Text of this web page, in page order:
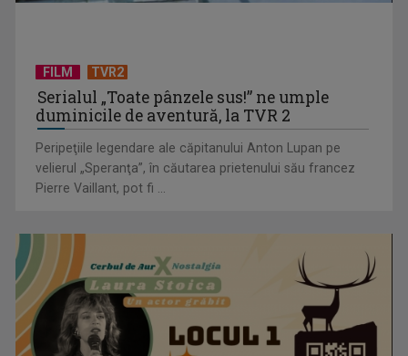
EVENIMENT ESTIVAL - Taberele ARC – Acolo unde începe
ACASĂ
FILM TVR2
Serialul „Toate pânzele sus!” ne umple
duminicile de aventură, la TVR 2
Peripeţiile legendare ale căpitanului Anton Lupan pe
velierul „Speranţa”, în căutarea prietenului său francez
Pierre Vaillant, pot fi ...